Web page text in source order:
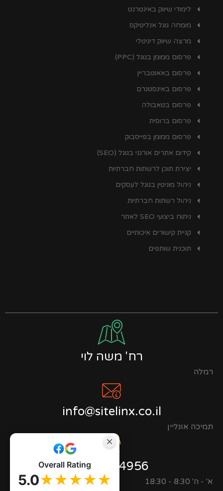
לימודי שיווק באינטרנט
מומחה גוגל אנליטיקס
מרצה שיווק דיגיטלי
פרסום ממומן בגוגל (PPC)
פרסום באאוטבריין
פרסום באינסטגרם
פרסום בטאבולה
פרסום ברוסית
פרסום ממומן בפייסבוק
קידום אתרים אורגני בגוגל (SEO)
יצירת תוכן לרשתות חברתיות
ניהול מוניטין בגוגל לעסקים
ניהול רשתות חברתיות
ניתוח ביצועי SEO לאתר
קניית קישורים איכותיים
תוכנית שותפים
רח' משה לוי
רמלה
info@sitelinx.co.il
תמיכה אונליין
0723944956
א' - ה' 8:30 - 18:30
Overall Rating
5.0★★★★★